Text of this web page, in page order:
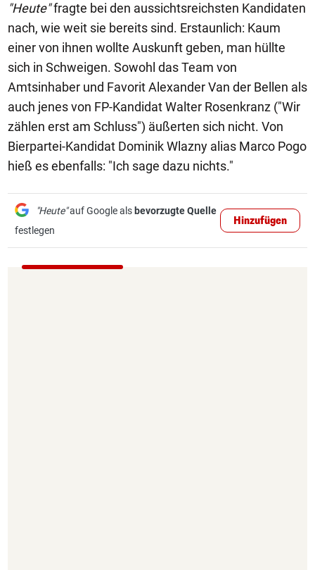
"Heute"fragte bei den aussichtsreichsten Kandidaten
nach, wie weit sie bereits sind. Erstaunlich: Kaum
einer von ihnen wollte Auskunft geben, man hüllte
sich in Schweigen. Sowohl das Team von
Amtsinhaber und Favorit Alexander Van der Bellen als
auch jenes von FP-Kandidat Walter Rosenkranz ("Wir
zählen erst am Schluss") äußerten sich nicht. Von
Bierpartei-Kandidat Dominik Wlazny alias Marco Pogo
hieß es ebenfalls: "Ich sage dazu nichts."
"Heute"auf Google als bevorzugte Quelle
festlegen
Hinzufügen